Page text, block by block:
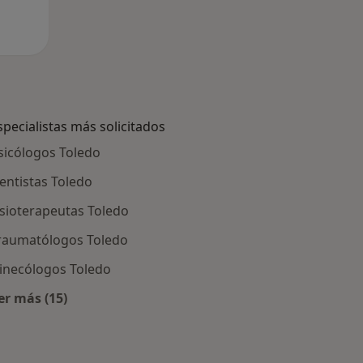
más solicitados
Toledo
Toledo
Toledo
Toledo
Toledo
más (15)